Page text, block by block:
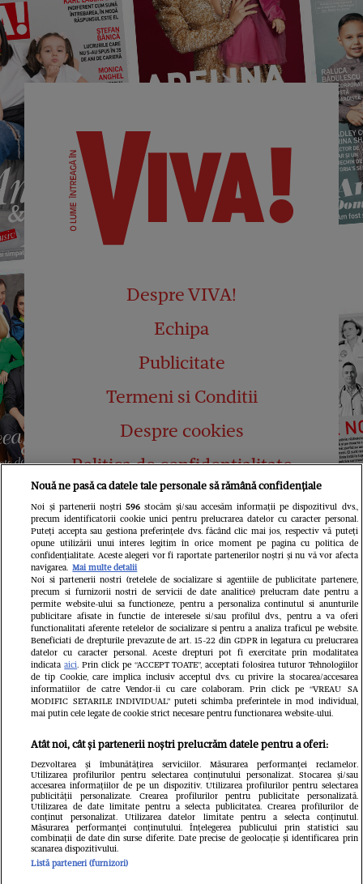
Despre VIVA!
Echipa
Publicitate
Termeni si Conditii
Despre cookies
Politica de confidențialitate
Abonamente
Contact
Pariază responsabil! Decizia ONJN nr.
821/25.09.2025.
Jocurile de noroc sunt interzise minorilor.
LINKS
Copyright 2026 Ringier Romania – Toate
Drepturile rezervate
Nouă ne pasă ca datele tale personale să rămână confidențiale
Noi și partenerii noștri 596stocăm și/sau accesăm informații pe dispozitivul dvs.,
precum identificatorii cookie unici pentru prelucrarea datelor cu caracter personal.
Puteți accepta sau gestiona preferințele dvs. făcând clic mai jos, respectiv vă puteți
opune utilizării unui interes legitim în orice moment pe pagina cu politica de
confidențialitate. Aceste alegeri vor fi raportate partenerilor noștri și nu vă vor afecta
navigarea. Mai multe detalii
Noi si partenerii nostri (retelele de socializare si agentiile de publicitate partenere,
precum si furnizorii nostri de servicii de date analitice) prelucram date pentru a
permite website-ului sa functioneze, pentru a personaliza continutul si anunturile
publicitare afisate in functie de interesele si/sau profilul dvs., pentru a va oferi
functionalitati aferente retelelor de socializare si pentru a analiza traficul pe website.
Beneficiati de drepturile prevazute de art. 15-22 din GDPR in legatura cu prelucrarea
datelor cu caracter personal. Aceste drepturi pot fi exercitate prin modalitatea
indicataaici. Prin click pe “ACCEPT TOATE”, acceptati folosirea tuturor Tehnologiilor
de tip Cookie, care implica inclusiv acceptul dvs. cu privire la stocarea/accesarea
informatiilor de catre Vendor-ii cu care colaboram. Prin click pe “VREAU SA
MODIFIC SETARILE INDIVIDUAL” puteti schimba preferintele in mod individual,
mai putin cele legate de cookie strict necesare pentru functionarea website-ului.
Atât noi, cât și partenerii noștri prelucrăm datele pentru a oferi:
Dezvoltarea și îmbunătățirea serviciilor. Măsurarea performanței reclamelor.
Utilizarea profilurilor pentru selectarea conținutului personalizat. Stocarea și/sau
accesarea informațiilor de pe un dispozitiv. Utilizarea profilurilor pentru selectarea
publicității personalizate. Crearea profilurilor pentru publicitate personalizată.
Utilizarea de date limitate pentru a selecta publicitatea. Crearea profilurilor de
conținut personalizat. Utilizarea datelor limitate pentru a selecta conținutul.
Măsurarea performanței conținutului. Înțelegerea publicului prin statistici sau
combinații de date din surse diferite. Date precise de geolocație și identificarea prin
scanarea dispozitivului.
Listă parteneri (furnizori)